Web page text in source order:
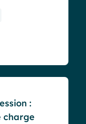
:
charge